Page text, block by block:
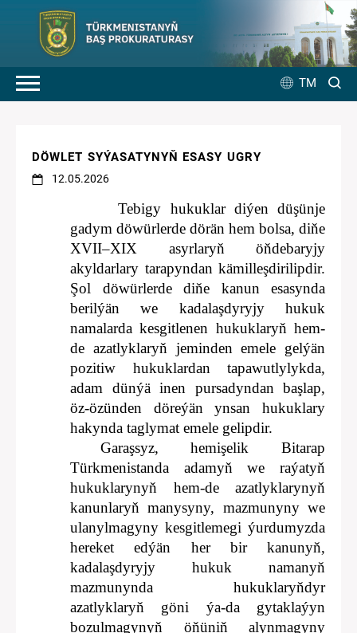
TM
DÖWLET SYÝASATYNYŇ ESASY UGRY
12.05.2026
Tebigy hukuklar diýen düşünje
gadym döwürlerde dörän hem bolsa, diňe
XVII–XIX asyrlaryň öňdebaryjy
akyldarlary tarapyndan kämilleşdirilipdir.
Şol döwürlerde diňe kanun esasynda
berilýän we kadalaşdyryjy hukuk
namalarda kesgitlenen hukuklaryň hem-
de azatlyklaryň jeminden emele gelýän
pozitiw hukuklardan tapawutlylykda,
adam dünýä inen pursadyndan başlap,
öz-özünden döreýän ynsan hukuklary
hakynda taglymat emele gelipdir.
Garaşsyz, hemişelik Bitarap
Türkmenistanda adamyň we raýatyň
hukuklarynyň hem-de azatlyklarynyň
kanunlaryň manysyny, mazmunyny we
ulanylmagyny kesgitlemegi ýurdumyzda
hereket edýän her bir kanunyň,
kadalaşdyryjy hukuk namanyň
mazmunynda hukuklaryňdyr
azatlyklaryň göni ýa-da gytaklaýyn
bozulmagynyň öňüniň alynmagyny